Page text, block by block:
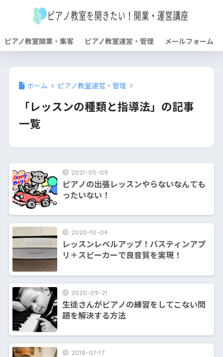
ピアノ教室開業・集客 ピアノ教室運営・管理 メールフォーム
ホーム ピアノ教室運営・管理
「レッスンの種類と指導法」の記事
一覧
2021-05-09
ピアノの出張レッスンやらないなんても
ったいない！
2020-10-04
レッスンレベルアップ！バスティンアプ
リ＋スピーカーで良音質を実現！
2020-09-21
生徒さんがピアノの練習をしてこない問
題を解決する方法
2018-07-17